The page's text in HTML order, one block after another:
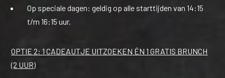
Op speciale dagen: geldig op alle starttijden van 14:15
t/m 16:15 uur.
OPTIE 2: 1 CADEAUTJE UITZOEKEN ÉN 1 GRATIS BRUNCH
(2 UUR)